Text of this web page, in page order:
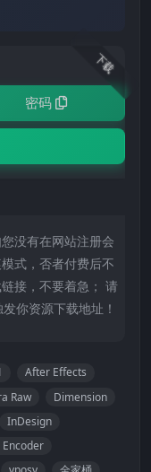
下载
密码
没有在网站注册会
式，否者付费后不
接，不要着急； 请
你资源下载地址！
After Effects
Raw
Dimension
InDesign